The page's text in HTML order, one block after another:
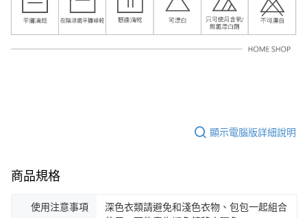
顯示電腦版詳細說明
商品規格
使用注意事項
深色衣類請避免和淺色衣物、包包一起組合